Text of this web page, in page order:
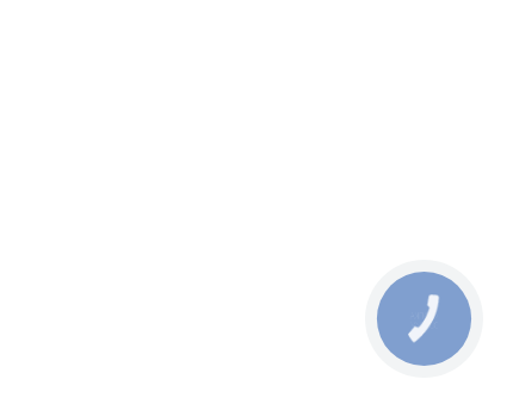
КНОПКА
ЗВ'ЯЗКУ